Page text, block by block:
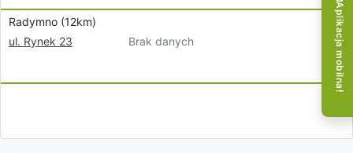
Radymno (12km)
ul. Rynek 23
Brak danych Aplikacja mobilna!